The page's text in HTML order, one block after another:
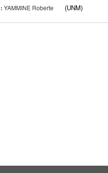
YAMMINE Roberte (UNM)